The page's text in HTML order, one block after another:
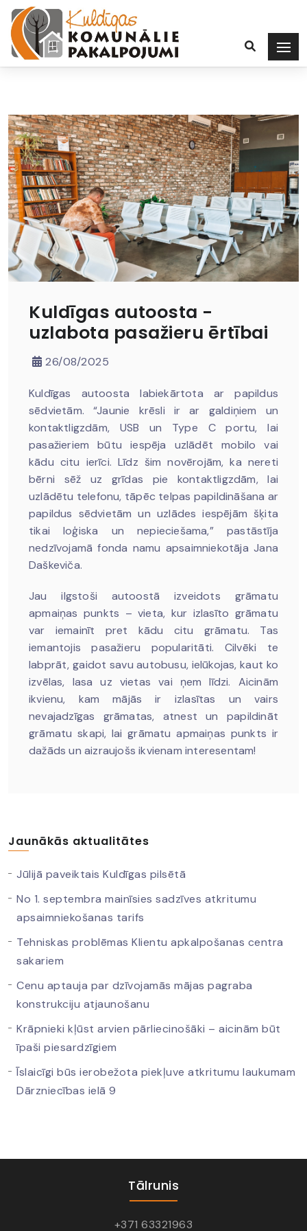
Kuldīgas autoosta -
uzlabota pasažieru ērtībai
26/08/2025
Kuldīgas autoosta labiekārtota ar papildus
sēdvietām. “Jaunie krēsli ir ar galdiņiem un
kontaktligzdām, USB un Type C portu, lai
pasažieriem būtu iespēja uzlādēt mobilo vai
kādu citu ierīci. Līdz šim novērojām, ka nereti
bērni sēž uz grīdas pie kontaktligzdām, lai
uzlādētu telefonu, tāpēc telpas papildināšana ar
papildus sēdvietām un uzlādes iespējām šķita
tikai loģiska un nepieciešama,” pastāstīja
nedzīvojamā fonda namu apsaimniekotāja Jana
Daškeviča.
Jau ilgstoši autoostā izveidots grāmatu
apmaiņas punkts – vieta, kur izlasīto grāmatu
var iemainīt pret kādu citu grāmatu. Tas
iemantojis pasažieru popularitāti. Cilvēki te
labprāt, gaidot savu autobusu, ielūkojas, kaut ko
izvēlas, lasa uz vietas vai ņem līdzi. Aicinām
ikvienu, kam mājās ir izlasītas un vairs
nevajadzīgas grāmatas, atnest un papildināt
grāmatu skapi, lai grāmatu apmaiņas punkts ir
dažāds un aizraujošs ikvienam interesentam!
Jaunākās aktualitātes
Jūlijā paveiktais Kuldīgas pilsētā
No 1. septembra mainīsies sadzīves atkritumu
apsaimniekošanas tarifs
Tehniskas problēmas Klientu apkalpošanas centra
sakariem
Cenu aptauja par dzīvojamās mājas pagraba
konstrukciju atjaunošanu
Krāpnieki kļūst arvien pārliecinošāki – aicinām būt
īpaši piesardzīgiem
Īslaicīgi būs ierobežota piekļuve atkritumu laukumam
Dārzniecības ielā 9
Tālrunis
+371 63321963